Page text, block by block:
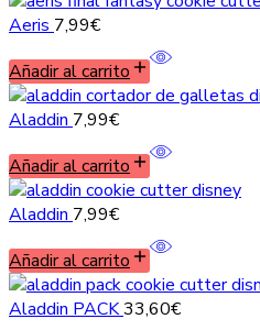
Aeris 7,99€
Añadir al carrito
Aladdin 7,99€
Añadir al carrito
Aladdin 7,99€
Añadir al carrito
Aladdin PACK33,60€